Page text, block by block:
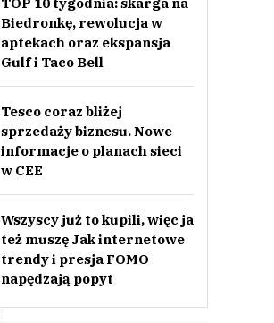
TOP 10 tygodnia: skarga na
Biedronkę, rewolucja w
aptekach oraz ekspansja
Gulf i Taco Bell
Tesco coraz bliżej
sprzedaży biznesu. Nowe
informacje o planach sieci
w CEE
Wszyscy już to kupili, więc ja
też muszę Jak internetowe
trendy i presja FOMO
napędzają popyt